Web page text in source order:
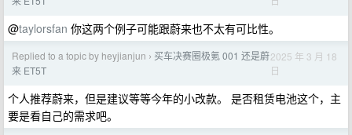
@taylorsfan 你这两个例子可能跟蔚来也不太有可比性。
Replied to a topic by heyjianjun › 买车决赛圈极氪 001 还是蔚
来 ET5T
2025 年 3 月 18
日
个人推荐蔚来，但是建议等等今年的小改款。 是否租赁电池这个，主
要是看自己的需求吧。